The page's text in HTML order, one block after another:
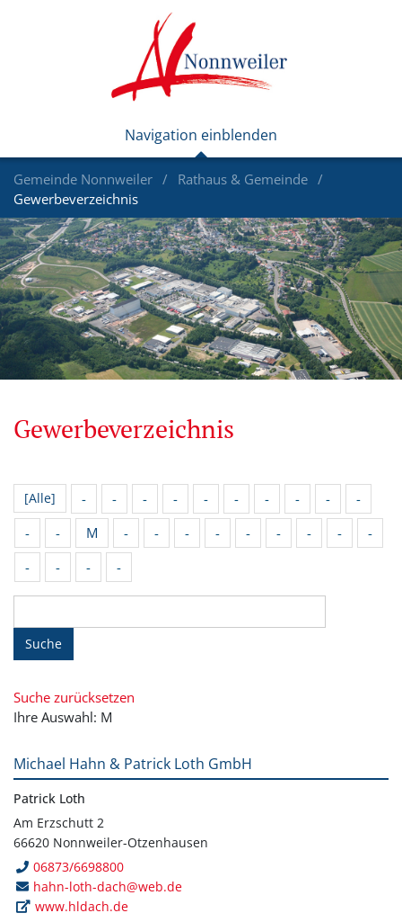
Gemeinde Nonnweiler
Rathaus & Gemeinde
Gewerbeverzeichnis
Gewerbeverzeichnis
[Alle] - - - - - - - - -
-
-
- M - - - - - - - -
-
-
- - -
Suche
Suche zurücksetzen
Ihre Auswahl: M
Michael Hahn & Patrick Loth GmbH
Patrick Loth
Am Erzschutt 2
66620 Nonnweiler-Otzenhausen
06873/6698800
hahn-loth-dach@web.de
www.hldach.de